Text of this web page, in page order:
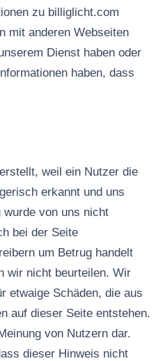
zu billiglicht.com
mit anderen Webseiten
Dienst haben oder
haben, dass
weil ein Nutzer die
erkannt und uns
wurde von uns nicht
bei der Seite
um Betrug handelt
wir nicht beurteilen. Wir
etwaige Schäden, die aus
auf dieser Seite entstehen.
von Nutzern dar.
dieser Hinweis nicht